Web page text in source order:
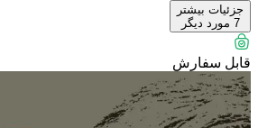
جزئیات بیشتر
7 مورد دیگر
قابل سفارش